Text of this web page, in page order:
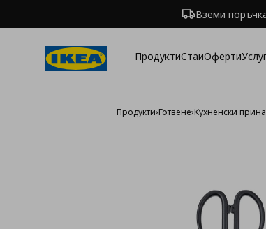
Вземи
ПродуктиСтаиОферти
Продукти›Готвене›Кухненски